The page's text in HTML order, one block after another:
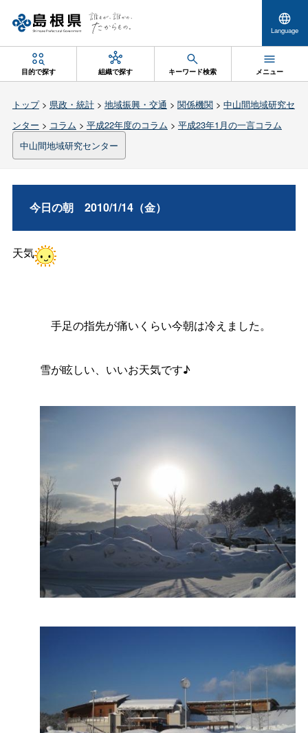
Language
目的で探す 組織で探す キーワード検索 メニュー
トップ> 県政・統計> 地域振興・交通 > 関係機関> 中山間地域研究セ
ンター > コラム > 平成22年度のコラム > 平成23年1月の一言コラム
中山間地域研究センター
今日の朝 2010/1/14（金）
天気
手足の指先が痛いくらい今朝は冷えました。
雪が眩しい、いいお天気です♪